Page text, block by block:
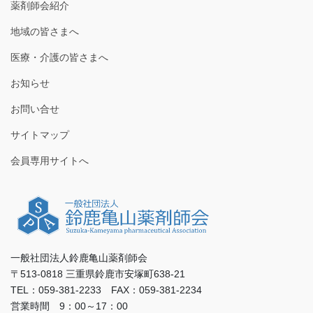
薬剤師会紹介
地域の皆さまへ
医療・介護の皆さまへ
お知らせ
お問い合せ
サイトマップ
会員専用サイトへ
一般社団法人鈴鹿亀山薬剤師会
〒513-0818 三重県鈴鹿市安塚町638-21
TEL：059-381-2233 FAX：059-381-2234
営業時間 9：00～17：00